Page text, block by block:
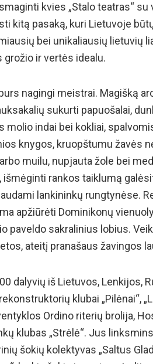
kvies „Stalo teatras“ su
kitą pasaką, kuri Lietuvoje
bei unikaliausių lietuvių
ir vertės idealu.
nagingi meistrai. Magišką
sukurti papuošalai,
molio indai bei kokliai,
knygos, kruopštumu žavės
muilu, nupjauta žole bei
išmėginti rankos taiklumą
lankininkų rungtynėse.
apžiūrėti Dominikonų
paveldo sakralinius lobius.
ateitį pranašaus žavingos
dalyvių iš Lietuvos, Lenkijos,
klubai „Pilėnai“,
Ordino riterių brolija,
klubas „Strėlė“. Jus
šokių kolektyvas „Saltus